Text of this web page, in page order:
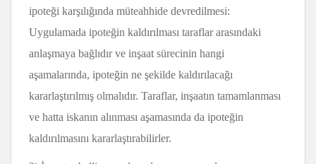
ipoteği karşılığında müteahhide devredilmesi:
Uygulamada ipoteğin kaldırılması taraflar arasındaki
anlaşmaya bağlıdır ve inşaat sürecinin hangi
aşamalarında, ipoteğin ne şekilde kaldırılacağı
kararlaştırılmış olmalıdır. Taraflar, inşaatın tamamlanması
ve hatta iskanın alınması aşamasında da ipoteğin
kaldırılmasını kararlaştırabilirler.